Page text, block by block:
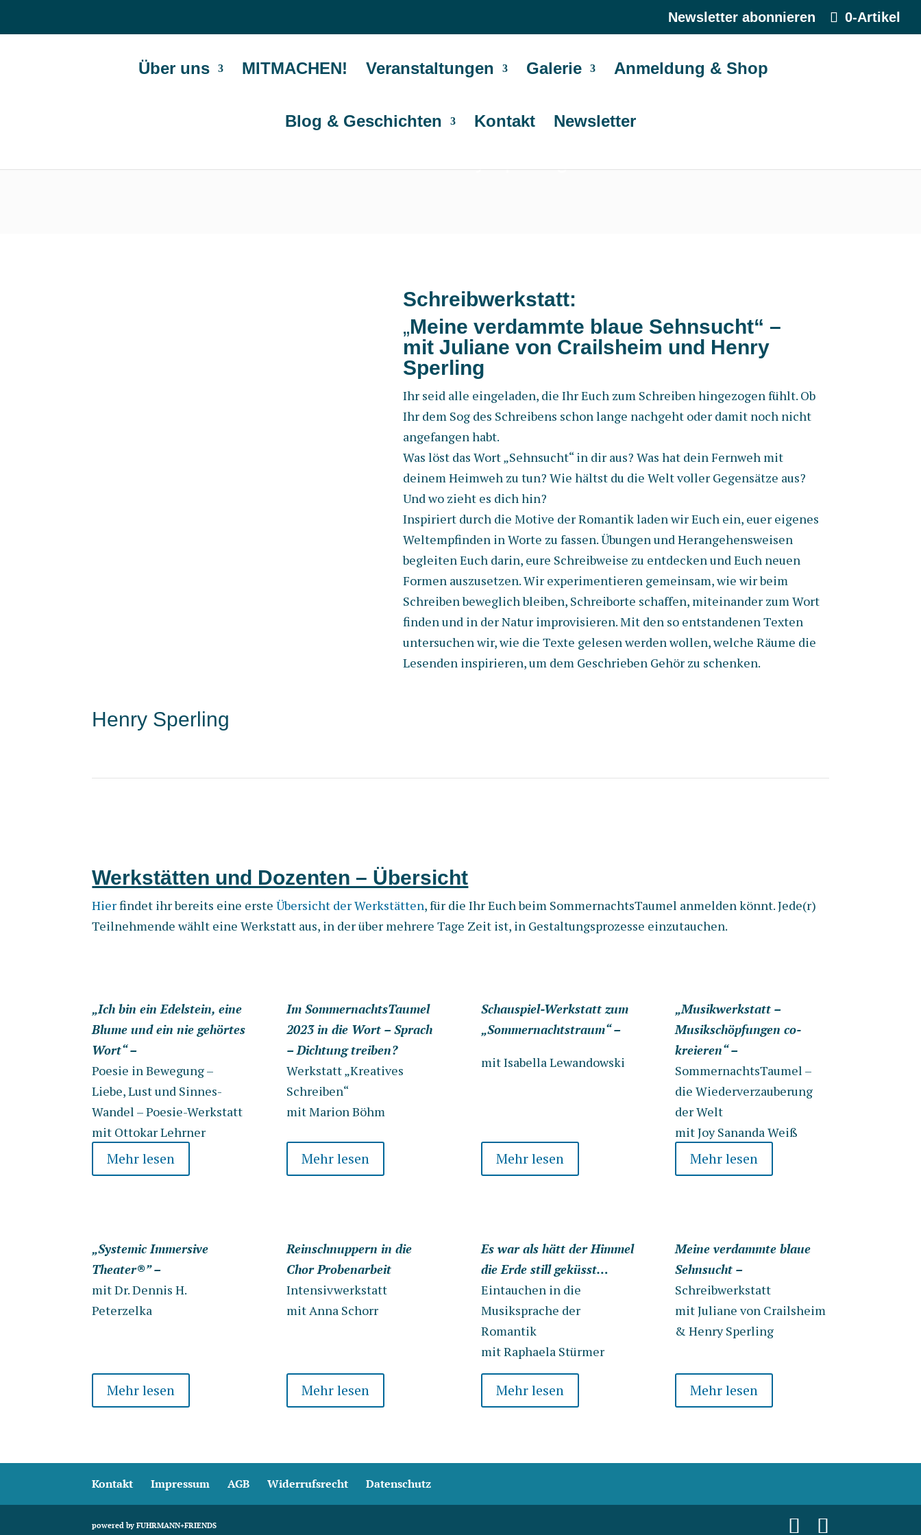
Newsletter abonnieren 0-Artikel
Über uns MITMACHEN! Veranstaltungen Galerie Anmeldung & Shop
Blog & Geschichten Kontakt Newsletter
Schreibwerkstatt:
„Meine verdammte blaue Sehnsucht“ –
​mit Juliane von Crailsheim und Henry
Sperling
Ihr seid alle eingeladen, die Ihr Euch zum Schreiben hingezogen fühlt. Ob
Ihr dem Sog des Schreibens schon lange nachgeht oder damit noch nicht
angefangen habt.
Was löst das Wort „Sehnsucht“ in dir aus? Was hat dein Fernweh mit
deinem Heimweh zu tun? Wie hältst du die Welt voller Gegensätze aus?
Und wo zieht es dich hin?
Inspiriert durch die Motive der Romantik laden wir Euch ein, euer eigenes
Weltempfinden in Worte zu fassen. Übungen und Herangehensweisen
begleiten Euch darin, eure Schreibweise zu entdecken und Euch neuen
Formen auszusetzen. Wir experimentieren gemeinsam, wie wir beim
Schreiben beweglich bleiben, Schreiborte schaffen, miteinander zum Wort
finden und in der Natur improvisieren. Mit den so entstandenen Texten
untersuchen wir, wie die Texte gelesen werden wollen, welche Räume die
Lesenden inspirieren, um dem Geschrieben Gehör zu schenken.
Henry Sperling
Werkstätten und Dozenten – Übersicht
Hierfindet ihr bereits eine ersteÜbersicht der Werkstätten, für die Ihr Euch beim SommernachtsTaumel anmelden könnt. Jede(r)
Teilnehmende wählt eine Werkstatt aus, in der über mehrere Tage Zeit ist, in Gestaltungsprozesse einzutauchen.
„Ich bin ein Edelstein, eine
Blume und ein nie gehörtes
Wort“ –
Poesie in Bewegung –
Liebe, Lust und Sinnes-
Wandel – Poesie-Werkstatt
mit Ottokar Lehrner
Mehr lesen
Im SommernachtsTaumel
2023 in die Wort – Sprach
– Dichtung treiben?
Werkstatt „Kreatives
Schreiben“
mit Marion Böhm
Mehr lesen
Schauspiel-Werkstatt zum
„Sommernachtstraum“ –
mit Isabella Lewandowski
Mehr lesen
„Musikwerkstatt –
Musikschöpfungen co-
kreieren“ –
SommernachtsTaumel –
die Wiederverzauberung
der Welt
mit Joy Sananda Weiß
Mehr lesen
„Systemic Immersive
Theater®” –
mit Dr. Dennis H.
Peterzelka
Mehr lesen
Reinschnuppern in die
Chor Probenarbeit
Intensivwerkstatt
mit Anna Schorr
Mehr lesen
Es war als hätt der Himmel
die Erde still geküsst…
Eintauchen in die
Musiksprache der
Romantik
mit Raphaela Stürmer
Mehr lesen
Meine verdammte blaue
Sehnsucht –
Schreibwerkstatt
mit Juliane von Crailsheim
&Henry Sperling
Mehr lesen
Kontakt Impressum AGB Widerrufsrecht Datenschutz
powered by FUHRMANN+FRIENDS